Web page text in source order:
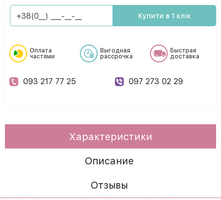
Купити в 1 клік
Оплата
частями
Выгодная
рассрочка
Быстрая
доставка
093 217 77 25 097 273 02 29
Характеристики
Описание
Отзывы